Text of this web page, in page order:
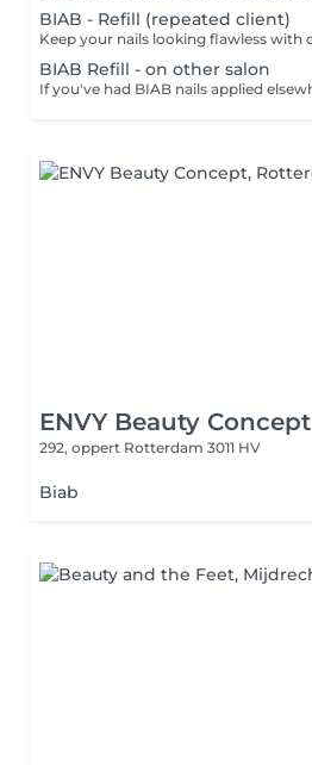
BIAB - Refill (repeated client)
BIAB Refill - on other salon
ENVY Beauty Concept
292, oppert Rotterdam 3011 HV
Biab